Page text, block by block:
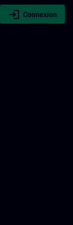
login Connexion